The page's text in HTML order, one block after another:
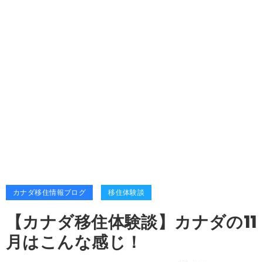
カナダ移住情報ブログ 移住体験談
【カナダ移住体験談】カナダの11
月はこんな感じ！